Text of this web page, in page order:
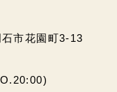
市花園町3-13